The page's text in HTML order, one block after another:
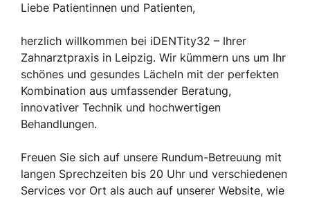
Liebe Patientinnen und Patienten,
herzlich willkommen bei iDENTity32 – Ihrer
Zahnarztpraxis in Leipzig. Wir kümmern uns um Ihr
schönes und gesundes Lächeln mit der perfekten
Kombination aus umfassender Beratung,
innovativer Technik und hochwertigen
Behandlungen.
Freuen Sie sich auf unsere Rundum-Betreuung mit
langen Sprechzeiten bis 20 Uhr und verschiedenen
Services vor Ort als auch auf unserer Website, wie